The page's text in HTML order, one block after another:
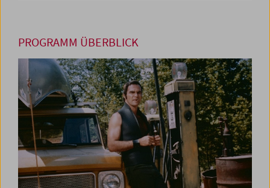
PROGRAMM ÜBERBLICK